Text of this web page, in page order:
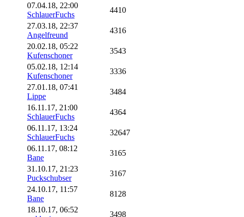
07.04.18, 22:00
SchlauerFuchs
4410
27.03.18, 22:37
Angelfreund
4316
20.02.18, 05:22
Kufenschoner
3543
05.02.18, 12:14
Kufenschoner
3336
27.01.18, 07:41
Lippe
3484
16.11.17, 21:00
SchlauerFuchs
4364
06.11.17, 13:24
SchlauerFuchs
32647
06.11.17, 08:12
Bane
3165
31.10.17, 21:23
Puckschubser
3167
24.10.17, 11:57
Bane
8128
18.10.17, 06:52
3498